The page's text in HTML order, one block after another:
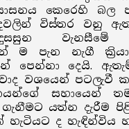
කෙරෙහි බල
විස්තර වනු
වැනසීමේ
ම පැන නැගී
පෙන්නා දෙයි.
වශයෙන් පටලැවී
සහායෙන්
යත්න දැරීම
හැටියට ද හැඳින්විය